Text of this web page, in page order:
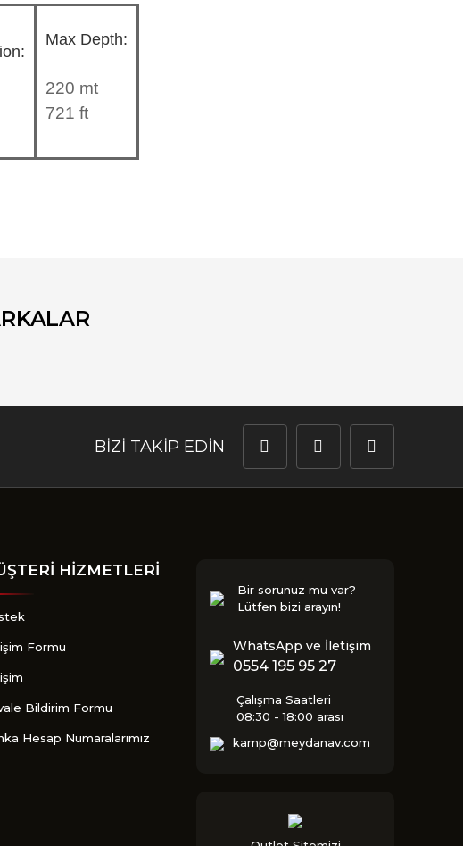
Max Depth:
220 mt
721 ft
BİZİ TAKİP EDİN
HİZMETLERİ
Formu
Bildirim Formu
Hesap Numaralarımız
Bir sorunuz mu var?
Lütfen bizi arayın!
WhatsApp ve İletişim
0554 195 95 27
Çalışma Saatleri
08:30 - 18:00 arası
kamp@meydanav.com